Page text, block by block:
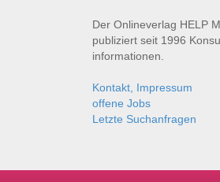
Der Onlineverlag HELP
publiziert seit 1996
informationen.
Kontakt, Impressum
offene Jobs
Letzte Suchanfragen